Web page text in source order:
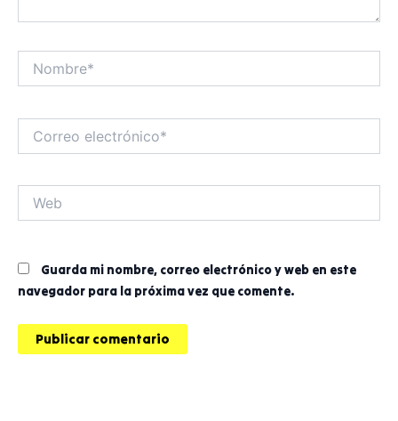
electrónico*
Guarda mi nombre, correo electrónico y web en este
navegador para la próxima vez que comente.